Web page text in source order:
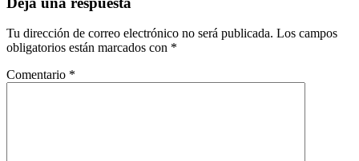
Tu dirección de correo electrónico no será publicada. Los campos
obligatorios están marcados con *
Comentario *